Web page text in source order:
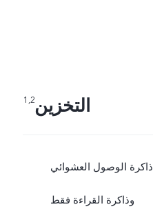
التخزين1,2
ذاكرة الوصول العشوائي
وذاكرة القراءة فقط